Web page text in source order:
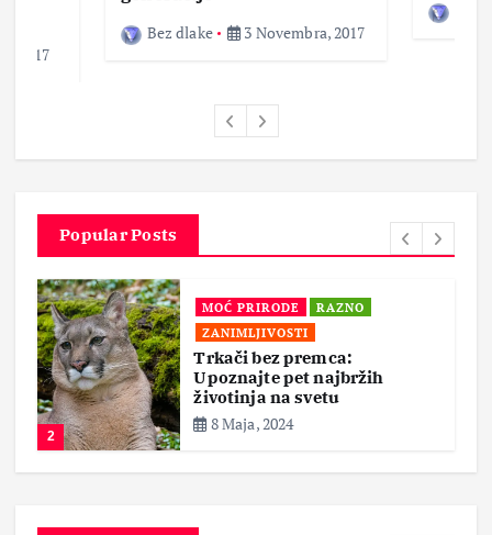
2017
Bez dlake 3 Novembra, 2017
Popular Posts
2
MOĆ PRIRODE
RAZNO
ZANIMLJIVOSTI
Trkači bez premca:
Upoznajte pet najbržih
životinja na svetu
8 Maja, 2024